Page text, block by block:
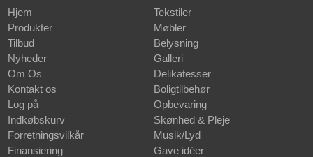
Hjem
Produkter
Tilbud
Nyheder
Om Os
Kontakt os
Log på
Indkøbskurv
Forretningsvilkår
Finansiering
Tekstiler
Møbler
Belysning
Galleri
Delikatesser
Boligtilbehør
Opbevaring
Skønhed & Pleje
Musik/Lyd
Gave idéer